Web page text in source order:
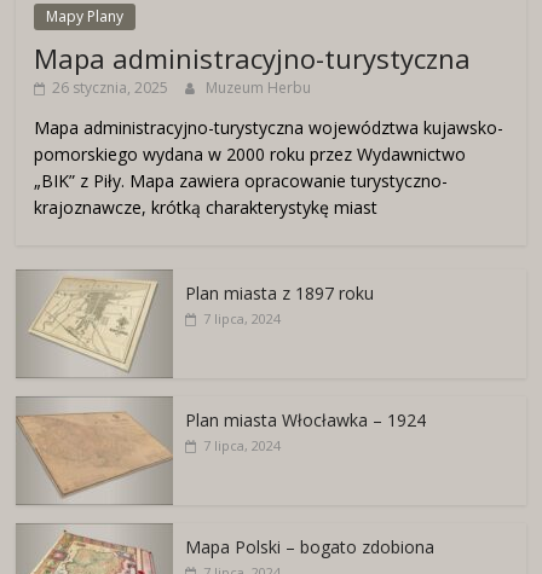
Mapy Plany
Mapa administracyjno-turystyczna
26 stycznia, 2025 Muzeum Herbu
Mapa administracyjno-turystyczna województwa kujawsko-
pomorskiego wydana w 2000 roku przez Wydawnictwo
„BIK” z Piły. Mapa zawiera opracowanie turystyczno-
krajoznawcze, krótką charakterystykę miast
Plan miasta z 1897 roku
7 lipca, 2024
Plan miasta Włocławka – 1924
7 lipca, 2024
Mapa Polski – bogato zdobiona